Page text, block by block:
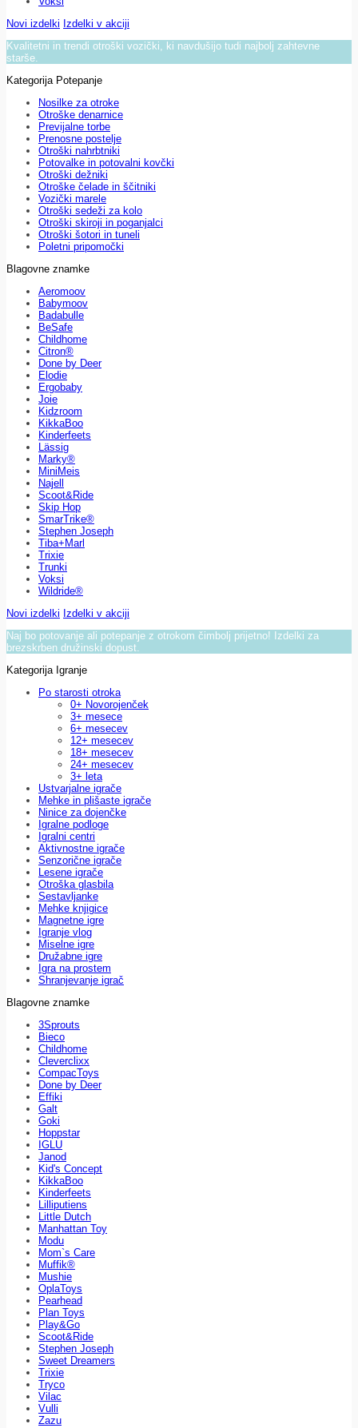
Novi izdelki Izdelki v akciji
Kvalitetni in trendi otroški vozički, ki navdušijo tudi najbolj zahtevne
starše.
Kategorija Potepanje
Nosilke za otroke
Otroške denarnice
Previjalne torbe
Prenosne postelje
Otroški nahrbtniki
Potovalke in potovalni kovčki
Otroški dežniki
Otroške čelade in ščitniki
Vozički marele
Otroški sedeži za kolo
Otroški skiroji in poganjalci
Otroški šotori in tuneli
Poletni pripomočki
Blagovne znamke
Aeromoov
Babymoov
Badabulle
BeSafe
Childhome
Citron®
Done by Deer
Elodie
Ergobaby
Joie
Kidzroom
KikkaBoo
Kinderfeets
Lässig
Marky®
MiniMeis
Najell
Scoot&Ride
Skip Hop
SmarTrike®
Stephen Joseph
Tiba+Marl
Trixie
Trunki
Voksi
Wildride®
Novi izdelki Izdelki v akciji
Naj bo potovanje ali potepanje z otrokom čimbolj prijetno! Izdelki za
brezskrben družinski dopust.
Kategorija Igranje
Po starosti otroka
0+ Novorojenček
3+ mesece
6+ mesecev
12+ mesecev
18+ mesecev
24+ mesecev
3+ leta
Ustvarjalne igrače
Mehke in plišaste igrače
Ninice za dojenčke
Igralne podloge
Igralni centri
Aktivnostne igrače
Senzorične igrače
Lesene igrače
Otroška glasbila
Sestavljanke
Mehke knjigice
Magnetne igre
Igranje vlog
Miselne igre
Družabne igre
Igra na prostem
Shranjevanje igrač
Blagovne znamke
3Sprouts
Bieco
Childhome
Cleverclixx
CompacToys
Done by Deer
Effiki
Galt
Goki
Hoppstar
IGLU
Janod
Kid's Concept
KikkaBoo
Kinderfeets
Lilliputiens
Little Dutch
Manhattan Toy
Modu
Mom`s Care
Muffik®
Mushie
OplaToys
Pearhead
Plan Toys
Play&Go
Scoot&Ride
Stephen Joseph
Sweet Dreamers
Trixie
Tryco
Vilac
Vulli
Zazu